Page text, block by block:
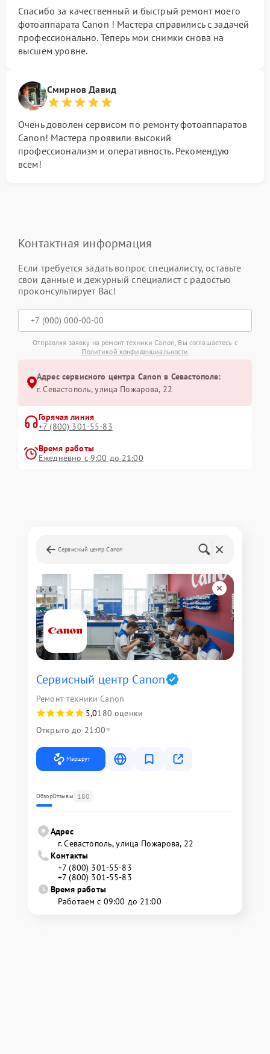
Спасибо за качественный и быстрый ремонт моего
фотоаппарата Canon ! Мастера справились с задачей
профессионально. Теперь мои снимки снова на
высшем уровне.
Смирнов Давид
Очень доволен сервисом по ремонту фотоаппаратов
Canon! Мастера проявили высокий
профессионализм и оперативность. Рекомендую
всем!
Контактная информация
Если требуется задать вопрос специалисту, оставьте
свои данные и дежурный специалист с радостью
проконсультирует Вас!
Отправляя заявку на ремонт техники Canon, Вы соглашаетесь с
Политикой конфиденциальности
Адрес сервисного центра Canon в Севастополе:
г. Севастополь, улица Пожарова, 22
Горячая линия
+7 (800) 301-55-83
Время работы
Ежедневно с 9:00 до 21:00
Сервисный центр Canon
Сервисный центр Canon
Ремонт техники Canon
5,0180 оценки
Открыто до 21:00
Маршрут
ОбзорОтзывы 180
Адрес
г. Севастополь, улица Пожарова, 22
Контакты
+7 (800) 301-55-83
+7 (800) 301-55-83
Время работы
Работаем с 09:00 до 21:00